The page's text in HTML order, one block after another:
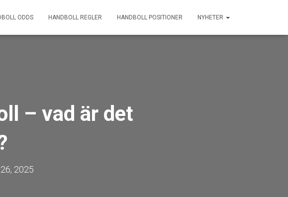
ODDS HANDBOLL REGLER HANDBOLL POSITIONER NYHETER
– vad är det
2025